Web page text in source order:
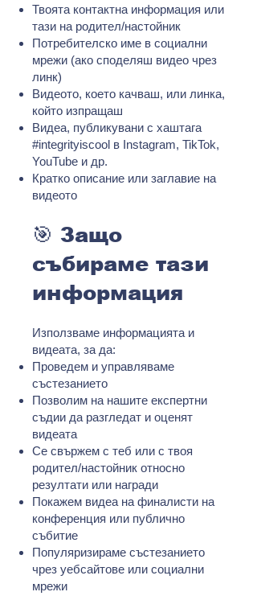
Твоята контактна информация или
тази на родител/настойник
Потребителско име в социални
мрежи (ако споделяш видео чрез
линк)
Видеото, което качваш, или линка,
който изпращаш
Видеа, публикувани с хаштага
#integrityiscool в Instagram, TikTok,
YouTube и др.
Кратко описание или заглавие на
видеото
🎯 Защо
събираме тази
информация
Използваме информацията и
видеата, за да:
Проведем и управляваме
състезанието
Позволим на нашите експертни
съдии да разгледат и оценят
видеата
Се свържем с теб или с твоя
родител/настойник относно
резултати или награди
Покажем видеа на финалисти на
конференция или публично
събитие
Популяризираме състезанието
чрез уебсайтове или социални
мрежи